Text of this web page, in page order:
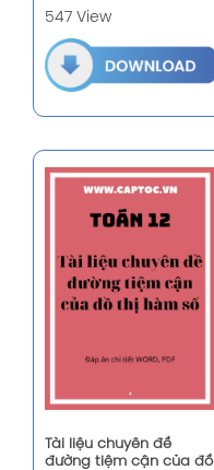
547 View
Tài liệu chuyên đề
đường tiệm cận của đồ